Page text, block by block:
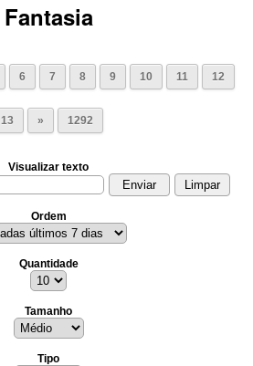
Fantasia
6 7 8 9 10 11 12
13 » 1292
Visualizar texto
Ordem
Quantidade
Tamanho
Tipo